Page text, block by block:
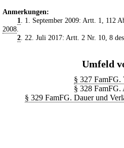
Anmerkungen:
1. 1. September 2009: Artt. 1, 112
2008.
2. 22. Juli 2017: Artt. 2 Nr. 10, 8 des
Umfeld
§ 327 FamFG.
§ 328 FamFG.
§ 329 FamFG. Dauer und